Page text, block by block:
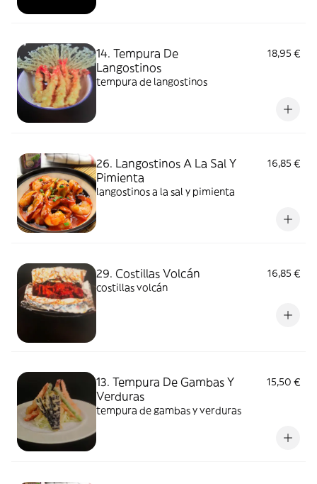
14. Tempura De
Langostinos
18,95 €
tempura de langostinos
26. Langostinos A La Sal Y
Pimienta
16,85 €
langostinos a la sal y pimienta
29. Costillas Volcán
16,85 €
costillas volcán
13. Tempura De Gambas Y
Verduras
15,50 €
tempura de gambas y verduras